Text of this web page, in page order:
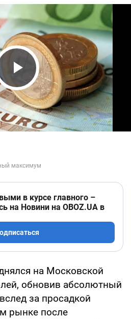
Video
в курсе главного –
на Новини на OBOZ.UA в
на Московской
обновив абсолютный
за просадкой
рынке после